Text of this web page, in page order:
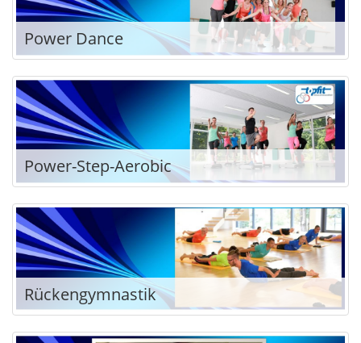
Power Dance
Power-Step-Aerobic
Rückengymnastik